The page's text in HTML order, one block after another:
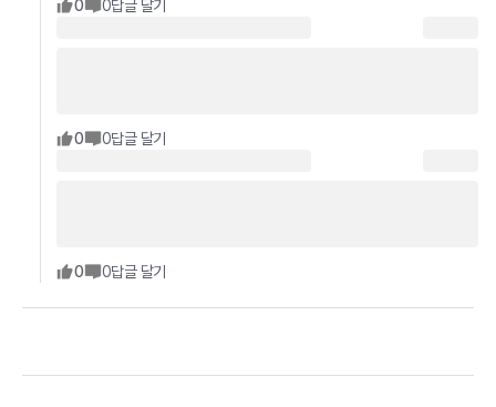
0 0답글 달기
0 0답글 달기
0 0답글 달기